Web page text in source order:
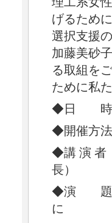
げるため
選択支援
加藤美砂
る取組を
ために私
◆日 時
◆開催方
◆講 演 者
長）
◆演 題
に